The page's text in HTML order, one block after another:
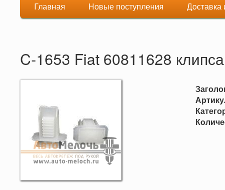
Главная Новые поступления Доставка
C-1653 Fiat 60811628 клипса